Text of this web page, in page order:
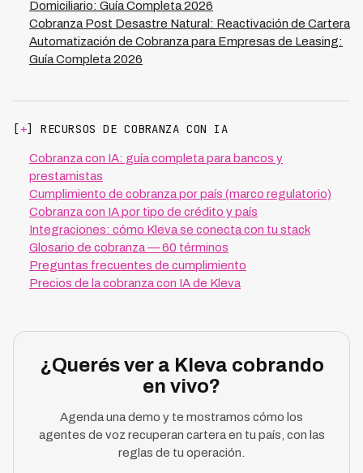
Domiciliario: Guía Completa 2026
Cobranza Post Desastre Natural: Reactivación de Cartera
Automatización de Cobranza para Empresas de Leasing:
Guía Completa 2026
[+] RECURSOS DE COBRANZA CON IA
Cobranza con IA: guía completa para bancos y
prestamistas
Cumplimiento de cobranza por país (marco regulatorio)
Cobranza con IA por tipo de crédito y país
Integraciones: cómo Kleva se conecta con tu stack
Glosario de cobranza — 60 términos
Preguntas frecuentes de cumplimiento
Precios de la cobranza con IA de Kleva
¿Querés ver a Kleva cobrando
en vivo?
Agenda una demo y te mostramos cómo los
agentes de voz recuperan cartera en tu país, con las
reglas de tu operación.